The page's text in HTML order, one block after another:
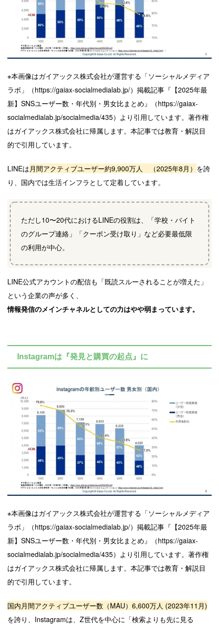
※本画像はガイアックス株式会社が運営する「ソーシャルメディア
ラボ」（https://gaiax-socialmedialab.jp/）掲載記事『【2025年最
新】SNSユーザー数・年代別・男女比まとめ』（https://gaiax-
socialmedialab.jp/socialmedia/435）より引用しています。著作権
はガイアックス株式会社に帰属します。本記事では教育・解説目
的で引用しています。
LINEは 月間アクティブユーザー約9,900万人 （2025年8月） を誇
り、国内では生活インフラとして定着しています。
ただし10〜20代におけるLINEの役割は、「学校・バイト
のグループ連絡」「クーポン受け取り」など必要最低限
の利用が中心。
LINE公式アカウントの配信も「既読スルーされることが増えた」
という企業の声が多く、
情報発信のメインチャネルとしての力はやや弱まっています。
Instagramは『発見と購買の起点』に
※本画像はガイアックス株式会社が運営する「ソーシャルメディア
ラボ」（https://gaiax-socialmedialab.jp/）掲載記事『【2025年最
新】SNSユーザー数・年代別・男女比まとめ』（https://gaiax-
socialmedialab.jp/socialmedia/435）より引用しています。著作権
はガイアックス株式会社に帰属します。本記事では教育・解説目
的で引用しています。
国内月間アクティブユーザー数（MAU）6,600万人 (2023年11月)
を誇り、Instagramは、Z世代を中心に「検索よりも先に見る